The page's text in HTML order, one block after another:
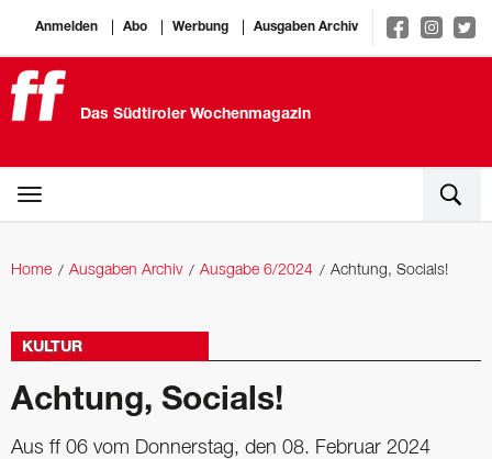
Anmelden Abo Werbung Ausgaben Archiv
Das Südtiroler Wochenmagazin
Home Ausgaben Archiv Ausgabe 6/2024 Achtung, Socials!
KULTUR
Achtung, Socials!
Aus ff 06 vom Donnerstag, den 08. Februar 2024